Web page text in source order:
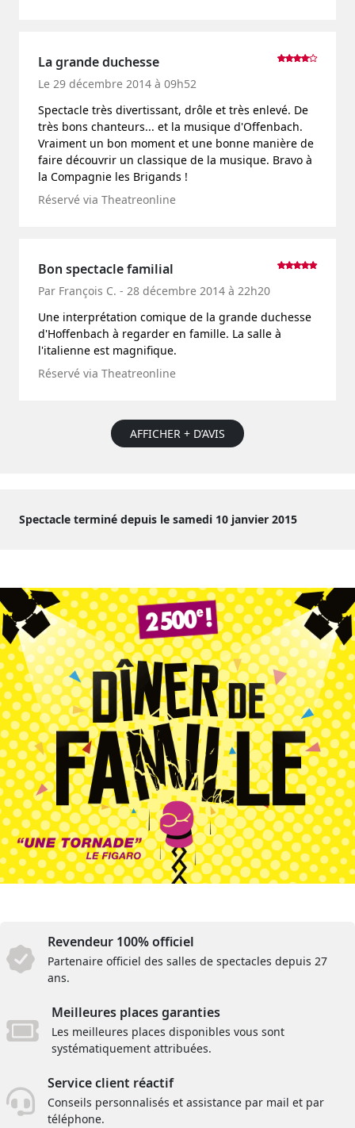
La grande duchesse
Le 29 décembre 2014 à 09h52
Spectacle très divertissant, drôle et très enlevé. De
très bons chanteurs... et la musique d'Offenbach.
Vraiment un bon moment et une bonne manière de
faire découvrir un classique de la musique. Bravo à
la Compagnie les Brigands !
Réservé via Theatreonline
Bon spectacle familial
Par François C. - 28 décembre 2014 à 22h20
Une interprétation comique de la grande duchesse
d'Hoffenbach à regarder en famille. La salle à
l'italienne est magnifique.
Réservé via Theatreonline
AFFICHER + D’AVIS
Spectacle terminé depuis le samedi 10 janvier 2015
Revendeur 100% officiel
Partenaire officiel des salles de spectacles depuis 27
ans.
Meilleures places garanties
Les meilleures places disponibles vous sont
systématiquement attribuées.
Service client réactif
Conseils personnalisés et assistance par mail et par
téléphone.